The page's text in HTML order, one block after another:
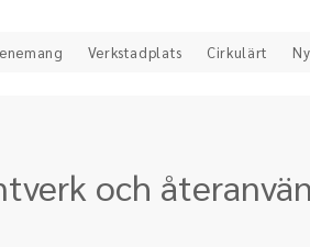
Verkstadplats Cirkulärt
och